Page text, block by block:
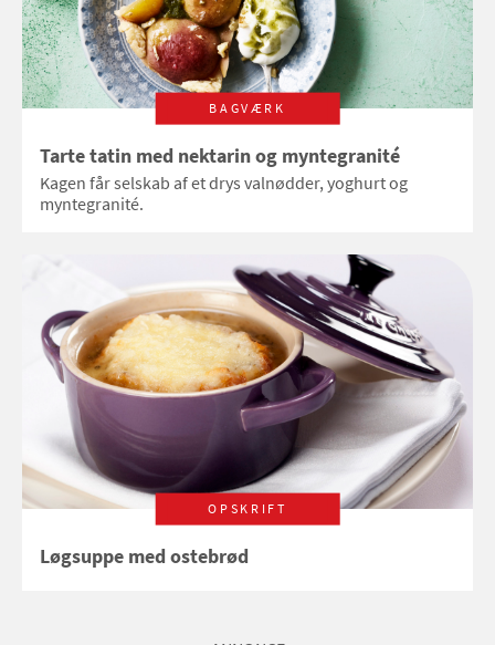
BAGVÆRK
Tarte tatin med nektarin og myntegranité
Kagen får selskab af et drys valnødder, yoghurt og
myntegranité.
OPSKRIFT
Løgsuppe med ostebrød